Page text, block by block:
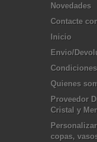
Novedades
Contacte
Inicio
Envio/
Quienes
Proveedor
Cristal y
copas,